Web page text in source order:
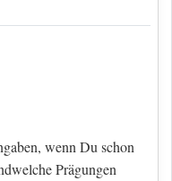
wenn Du schon
Prägungen